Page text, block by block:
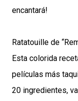
encantará!
Ratatouille de
Esta colorida
películas más
20 ingredientes,